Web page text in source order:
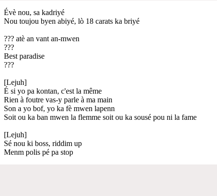
Évè nou, sa kadriyé
Nou toujou byen abiyé, lò 18 carats ka briyé
??? atè an vant an-mwen
???
Best paradise
???
[Lejuh]
É si yo pa kontan, c'est la même
Rien à foutre vas-y parle à ma main
Son a yo bof, yo ka fè mwen lapenn
Soit ou ka ban mwen la flemme soit ou ka sousé pou ni la fame
[Lejuh]
Sé nou ki boss, riddim up
Menm polis pé pa stop